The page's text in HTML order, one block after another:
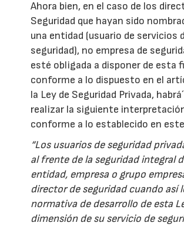
Ahora bien, en el caso de los
Seguridad que hayan sido
una entidad (usuario de servicios
seguridad), no empresa de
esté obligada a disponer de esta
conforme a lo dispuesto en el
la Ley de Seguridad Privada,
realizar la siguiente
conforme a lo establecido en
“Los usuarios de seguridad
al frente de la seguridad integral
entidad, empresa o grupo
director de seguridad cuando así
normativa de desarrollo de esta
dimensión de su servicio de